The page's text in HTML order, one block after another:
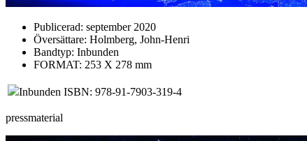
Publicerad: september 2020
Översättare: Holmberg, John-Henri
Bandtyp: Inbunden
FORMAT: 253 X 278 mm
Inbunden ISBN: 978-91-7903-319-4
pressmaterial